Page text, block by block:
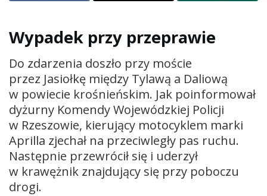
Wypadek przy przeprawie
Do zdarzenia doszło przy moście
przez Jasiołkę między Tylawą a Daliową
w powiecie krośnieńskim. Jak poinformował
dyżurny Komendy Wojewódzkiej Policji
w Rzeszowie, kierujący motocyklem marki
Aprilla zjechał na przeciwległy pas ruchu.
Następnie przewrócił się i uderzył
w krawężnik znajdujący się przy poboczu
drogi.